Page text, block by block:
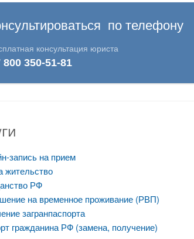
запись на прием
жительство
РФ
на временное проживание (РВП)
загранпаспорта
гражданина РФ (замена, получение)